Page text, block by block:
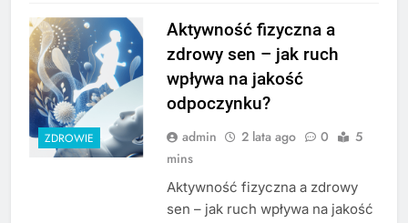
ZDROWIE
Aktywność fizyczna a
zdrowy sen – jak ruch
wpływa na jakość
odpoczynku?
admin 2 lata ago 0
5
mins
Aktywność fizyczna a zdrowy
sen – jak ruch wpływa na jakość